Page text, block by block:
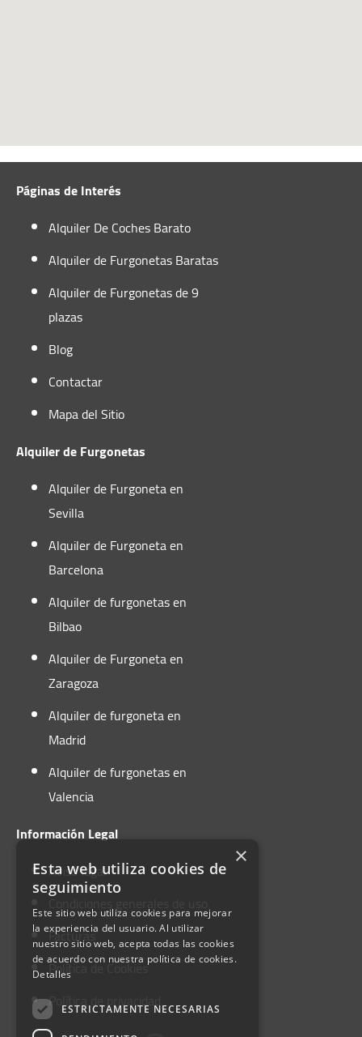
Lunes-Viernes:08:00 - 19:00
Sábado:09:00 - 13:00
Domingo: 09:00 - 13:00
Páginas de Interés
Alquiler De Coches Barato
Alquiler de Furgonetas Baratas
Alquiler de Furgonetas de 9
plazas
Blog
Contactar
Mapa del Sitio
Alquiler de Furgonetas
Alquiler de Furgoneta en
Sevilla
Alquiler de Furgoneta en
Barcelona
Alquiler de furgonetas en
Bilbao
Alquiler de Furgoneta en
Zaragoza
Alquiler de furgoneta en
Madrid
Alquiler de furgonetas en
Valencia
Información Legal
Aviso legal
Condiciones generales de uso
Facturas
Política de Cookies
Política de privacidad
×
Esta web utiliza cookies de
seguimiento
Este sitio web utiliza cookies para mejorar
la experiencia del usuario. Al utilizar
nuestro sitio web, acepta todas las cookies
de acuerdo con nuestra política de cookies.
Detalles
ESTRICTAMENTE NECESARIAS